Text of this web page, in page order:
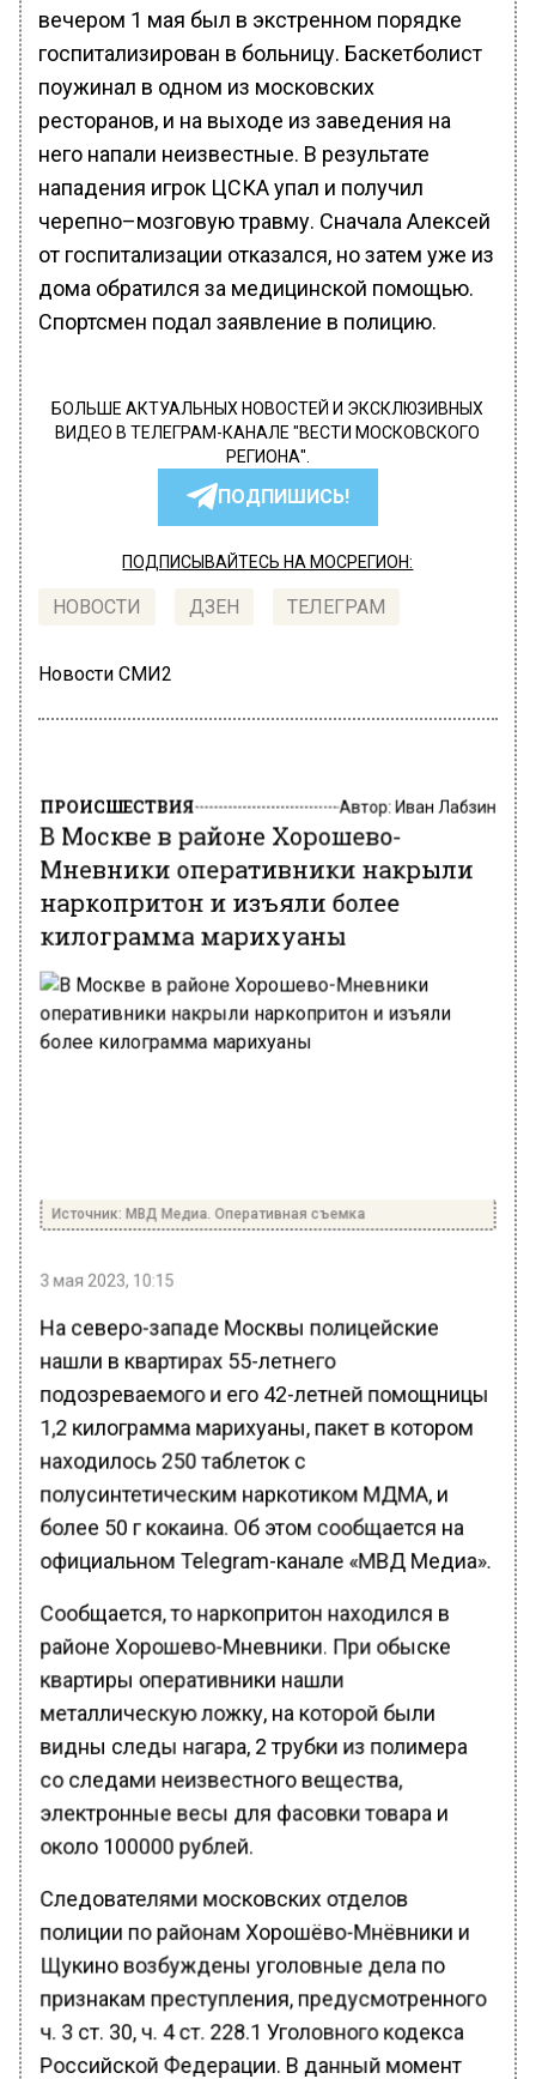
вечером 1 мая был в экстренном порядке
госпитализирован в больницу. Баскетболист
поужинал в одном из московских
ресторанов, и на выходе из заведения на
него напали неизвестные. В результате
нападения игрок ЦСКА упал и получил
черепно–мозговую травму. Сначала Алексей
от госпитализации отказался, но затем уже из
дома обратился за медицинской помощью.
Спортсмен подал заявление в полицию.
БОЛЬШЕ АКТУАЛЬНЫХ НОВОСТЕЙ И ЭКСКЛЮЗИВНЫХ
ВИДЕО В ТЕЛЕГРАМ-КАНАЛЕ "ВЕСТИ МОСКОВСКОГО
РЕГИОНА".
ПОДПИШИСЬ!
ПОДПИСЫВАЙТЕСЬ НА МОСРЕГИОН:
НОВОСТИ ДЗЕН ТЕЛЕГРАМ
Новости СМИ2
ПРОИСШЕСТВИЯ Автор:Иван Лабзин
В Москве в районе Хорошево-
Мневники оперативники накрыли
наркопритон и изъяли более
килограмма марихуаны
Источник: МВД Медиа. Оперативная съемка
3 мая 2023, 10:15
На северо-западе Москвы полицейские
нашли в квартирах 55-летнего
подозреваемого и его 42-летней помощницы
1,2 килограмма марихуаны, пакет в котором
находилось 250 таблеток с
полусинтетическим наркотиком МДМА, и
более 50 г кокаина. Об этом сообщается на
официальном Telegram-канале «МВД Медиа».
Сообщается, то наркопритон находился в
районе Хорошево-Мневники. При обыске
квартиры оперативники нашли
металлическую ложку, на которой были
видны следы нагара, 2 трубки из полимера
со следами неизвестного вещества,
электронные весы для фасовки товара и
около 100000 рублей.
Следователями московских отделов
полиции по районам Хорошёво-Мнёвники и
Щукино возбуждены уголовные дела по
признакам преступления, предусмотренного
ч. 3 ст. 30, ч. 4 ст. 228.1 Уголовного кодекса
Российской Федерации. В данный момент